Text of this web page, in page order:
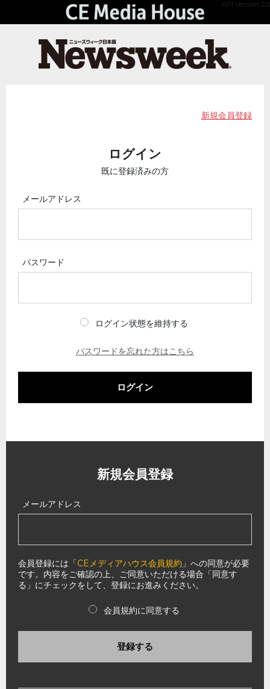
API Version 2.0
新規会員登録
ログイン
既に登録済みの方
メールアドレス
パスワード
ログイン状態を維持する
パスワードを忘れた方はこちら
ログイン
新規会員登録
メールアドレス
会員登録には「CEメディアハウス会員規約 」への同意が必要
です。内容をご確認の上、ご同意いただける場合「同意す
る」にチェックをして、登録にお進みください。
会員規約に同意する
登録する